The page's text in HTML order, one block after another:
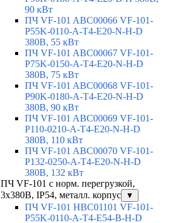
90 кВт
ПЧ VF-101 ABC00066 VF-101-
P55K-0110-A-T4-E20-N-H-D
380В, 55 кВт
ПЧ VF-101 ABC00067 VF-101-
P75K-0150-A-T4-E20-N-H-D
380В, 75 кВт
ПЧ VF-101 ABC00068 VF-101-
P90K-0180-A-T4-E20-N-H-D
380В, 90 кВт
ПЧ VF-101 ABC00069 VF-101-
P110-0210-A-T4-E20-N-H-D
380В, 110 кВт
ПЧ VF-101 ABC00070 VF-101-
P132-0250-A-T4-E20-N-H-D
380В, 132 кВт
ПЧ VF-101 с норм. перегрузкой,
3х380В, IP54, металл. корпус
▼
ПЧ VF-101 HBC01101 VF-101-
P55K-0110-A-T4-E54-B-H-D